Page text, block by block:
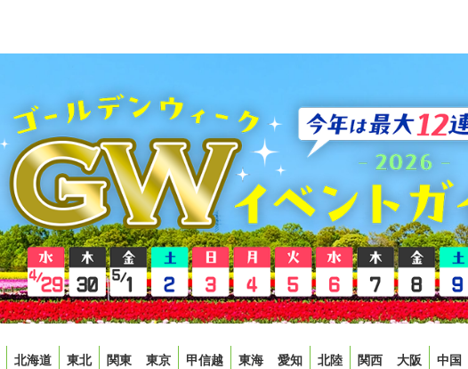
北海道 東北 関東 東京 甲信越 東海 愛知 北陸 関西 大阪 中国